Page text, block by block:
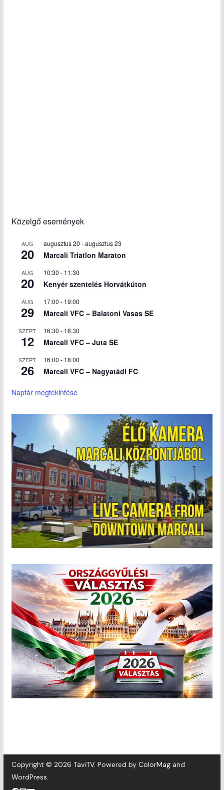
Közelgő események
AUG
20
augusztus 20 -augusztus 23
Marcali Triatlon Maraton
AUG
20
10:30 - 11:30
Kenyér szentelés Horvátkúton
AUG
29
17:00 - 19:00
Marcali VFC – Balatoni Vasas SE
SZEPT
12
16:30 - 18:30
Marcali VFC – Juta SE
SZEPT
26
16:00 - 18:00
Marcali VFC – Nagyatádi FC
Naptár megtekintése
Copyright © 2026 TaviTV. Powered by ColorMagand
WordPress.